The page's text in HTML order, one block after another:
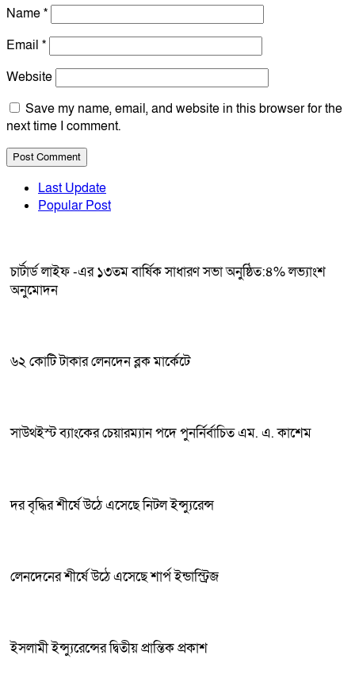
Name*
Email *
Website
Save my name, email, and website in this browser for the
next time I comment.
Last Update
Popular Post
চার্টার্ড লাইফ -এর ১৩তম বার্ষিক সাধারণ সভা অনুষ্ঠিত:৪% লভ্যাংশ
অনুমোদন
৬২ কোটি টাকার লেনদেন ব্লক মার্কেটে
সাউথইস্ট ব্যাংকের চেয়ারম্যান পদে পুনর্নির্বাচিত এম. এ. কাশেম
দর বৃদ্ধির শীর্ষে উঠে এসেছে নিটল ইন্স্যুরেন্স ‎
লেনদেনের শীর্ষে উঠে এসেছে শার্প ইন্ডাস্ট্রিজ
ইসলামী ইন্স্যুরেন্সের দ্বিতীয় প্রান্তিক প্রকাশ